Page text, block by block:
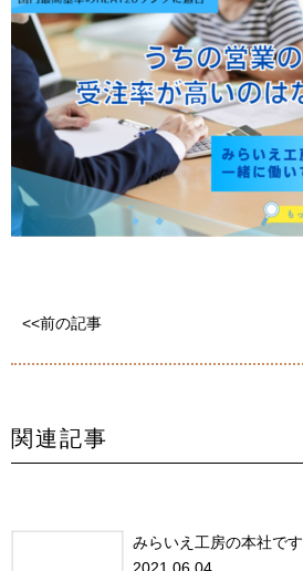
<<前の記事
関連記事
みらいえ工房の本社です